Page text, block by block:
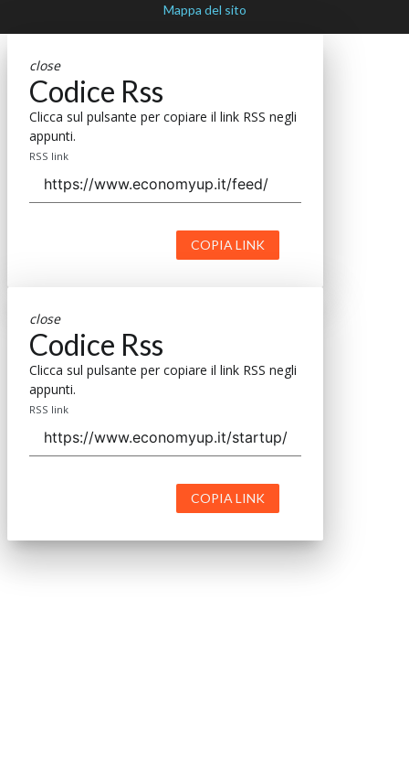
Mappa del sito
close
Codice Rss
Clicca sul pulsante per copiare il link RSS negli
appunti.
RSS link
COPIA LINK
close
Codice Rss
Clicca sul pulsante per copiare il link RSS negli
appunti.
RSS link
COPIA LINK